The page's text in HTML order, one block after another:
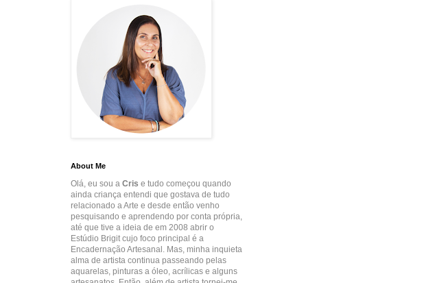
About Me
Olá, eu sou a Cris e tudo começou quando
ainda criança entendi que gostava de tudo
relacionado a Arte e desde então venho
pesquisando e aprendendo por conta própria,
até que tive a ideia de em 2008 abrir o
Estúdio Brigit cujo foco principal é a
Encadernação Artesanal. Mas, minha inquieta
alma de artista continua passeando pelas
aquarelas, pinturas a óleo, acrílicas e alguns